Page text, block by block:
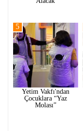
Yetim Vakfı'ndan
Çocuklara “Yaz
Molası”
5